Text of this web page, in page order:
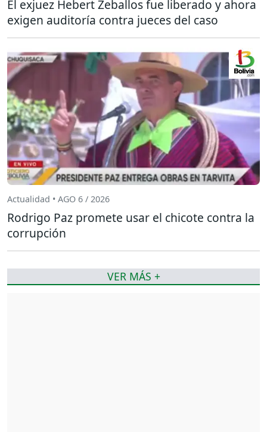
El exjuez Hebert Zeballos fue liberado y ahora
exigen auditoría contra jueces del caso
Actualidad • AGO 6 / 2026
Rodrigo Paz promete usar el chicote contra la
corrupción
VER MÁS +